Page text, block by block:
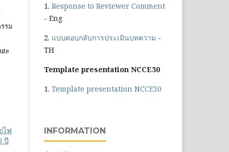
รม
ไฟ
ปี
1. Response to Reviewer Comment
- Eng
2. แบบตอบกลับการประเมินบทความ -
TH
Template presentation NCCE30
1. Template presentation NCCE30
INFORMATION